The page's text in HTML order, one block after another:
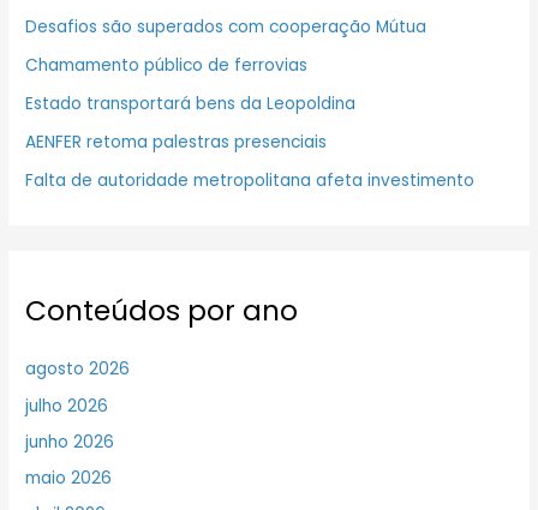
Desafios são superados com cooperação Mútua
Chamamento público de ferrovias
Estado transportará bens da Leopoldina
AENFER retoma palestras presenciais
Falta de autoridade metropolitana afeta investimento
Conteúdos por ano
agosto 2026
julho 2026
junho 2026
maio 2026